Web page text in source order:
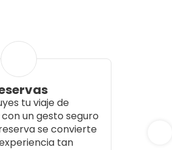
tu viaje de
un gesto seguro
se convierte
tan